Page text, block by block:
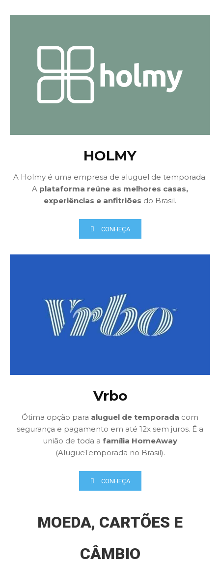
HOLMY
A Holmy é uma empresa de aluguel de temporada.
A plataforma reúne as melhores casas,
experiências e anfitriões do Brasil.
CONHEÇA
Vrbo
Ótima opção para aluguel de temporada com
segurança e pagamento em até 12x sem juros. É a
união de toda a família HomeAway
(AlugueTemporada no Brasil).
CONHEÇA
MOEDA, CARTÕES E
CÂMBIO